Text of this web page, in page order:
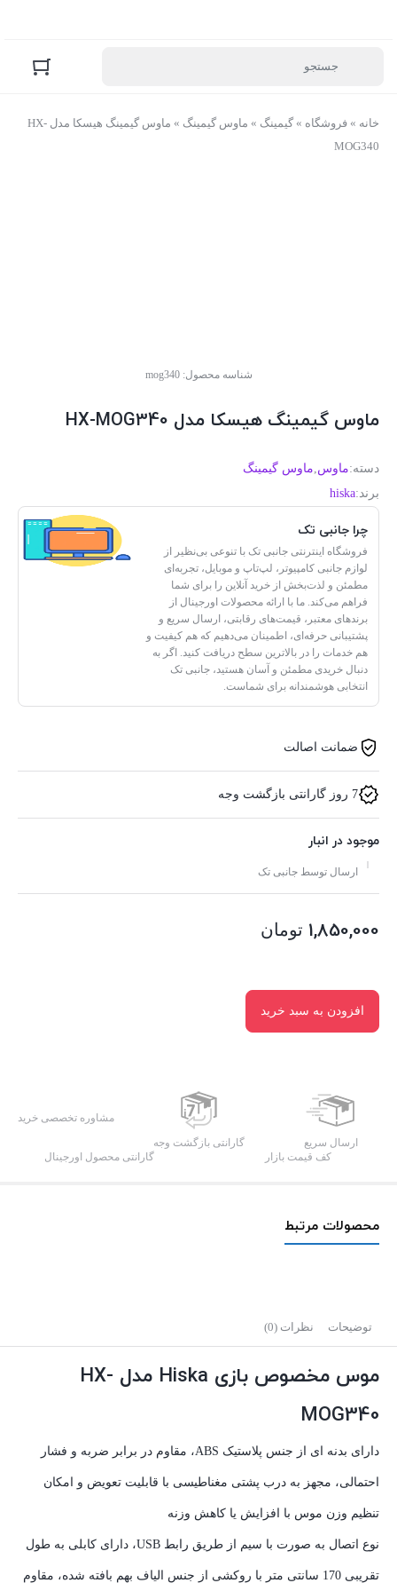
خانه » فروشگاه » گیمینگ » ماوس گیمینگ »
ماوس گیمینگ هیسکا مدل HX-
MOG340
شناسه محصول:mog340
ماوس گیمینگ هیسکا مدل HX-MOG340
دسته:ماوس,ماوس گیمینگ
برند:hiska
چرا جانبی تک
فروشگاه اینترنتی جانبی تک با تنوعی بی‌نظیر از
لوازم جانبی کامپیوتر، لپ‌تاپ و موبایل، تجربه‌ای
مطمئن و لذت‌بخش از خرید آنلاین را برای شما
فراهم می‌کند. ما با ارائه محصولات اورجینال از
برندهای معتبر، قیمت‌های رقابتی، ارسال سریع و
پشتیبانی حرفه‌ای، اطمینان می‌دهیم که هم کیفیت و
هم خدمات را در بالاترین سطح دریافت کنید. اگر به
دنبال خریدی مطمئن و آسان هستید، جانبی تک
انتخابی هوشمندانه برای شماست.
ضمانت اصالت
7 روز گارانتی بازگشت وجه
موجود در انبار
ارسال توسط جانبی تک
1,850,000 تومان
افزودن به سبد خرید
ارسال سریع گارانتی بازگشت وجه
مشاوره تخصصی خرید
کف قیمت بازار گارانتی محصول اورجینال
محصولات مرتبط
توضیحات نظرات (0)
موس مخصوص بازی Hiska مدل HX-
MOG340
دارای بدنه ای از جنس پلاستیک ABS، مقاوم در برابر ضربه و فشار
احتمالی، مجهز به درب پشتی مغناطیسی با قابلیت تعویض و امکان
تنظیم وزن موس با افزایش یا کاهش وزنه
نوع اتصال به صورت با سیم از طریق رابط USB، دارای کابلی به طول
تقریبی 170 سانتی متر با روکشی از جنس الیاف بهم بافته شده، مقاوم